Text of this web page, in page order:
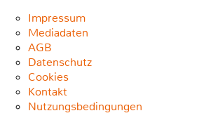
Impressum
Mediadaten
AGB
Datenschutz
Cookies
Kontakt
Nutzungsbedingungen